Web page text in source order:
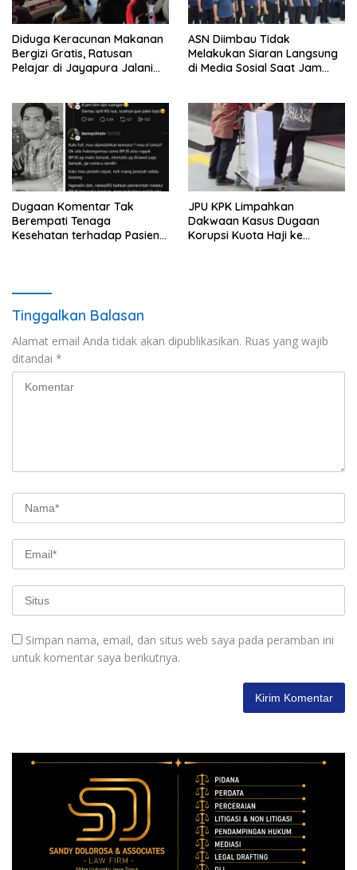
Diduga Keracunan Makanan
Bergizi Gratis, Ratusan
Pelajar di Jayapura Jalani
ASN Diimbau Tidak
Melakukan Siaran Langsung
di Media Sosial Saat Jam
Dugaan Komentar Tak
Berempati Tenaga
Kesehatan terhadap Pasien
JPU KPK Limpahkan
Dakwaan Kasus Dugaan
Korupsi Kuota Haji ke
Tinggalkan Balasan
Alamat email Anda tidak akan dipublikasikan. Ruas yang wajib
ditandai *
Simpan nama, email, dan situs web saya pada peramban ini
untuk komentar saya berikutnya.